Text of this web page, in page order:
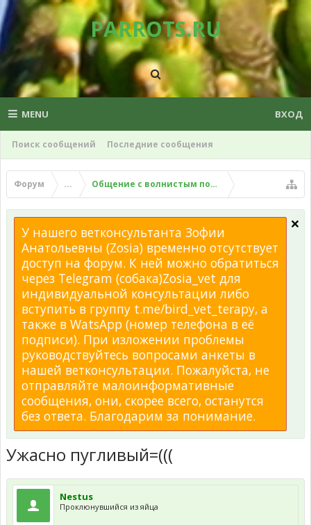
PARROTS.RU
MENU
Поиск сообщений Последние сообщения
ВХОД
Форум ... Общение с волнистым попугаем
У нашего ветконсультанта Зофии
Анатольевны (Zosia) временно отсутствует
доступ на форум. К ней можно обратиться
через Telegram (собака)Zosia_vet для
индивидуальной консультации либо
вступить в группу t.me/bird_vet_terapy, а
также в WatsApp (номер телефона в её
подписи). При изложении проблемы
руководствуйтесь вопросами анкеты в
нашей ветконсультации. Пожалуйста, не
отправляйте малоинформативные
сообщения, они, скорее всего, останутся
без ответа. Благодарим за понимание.
Ужасно пугливый=(((
Nestus
Проклюнувшийся из яйца